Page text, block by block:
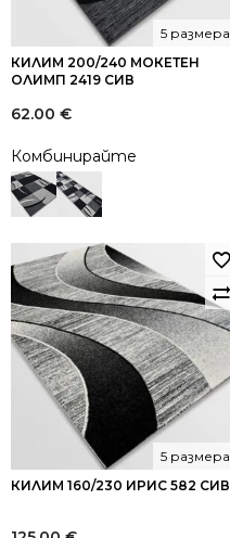
КИЛИМ 200/240 МОКЕТЕН
ОЛИМП 2419 СИВ
5 размера
62.00 €
Комбинирайте
КИЛИМ 160/230 ИРИС 582 СИВ
5 размера